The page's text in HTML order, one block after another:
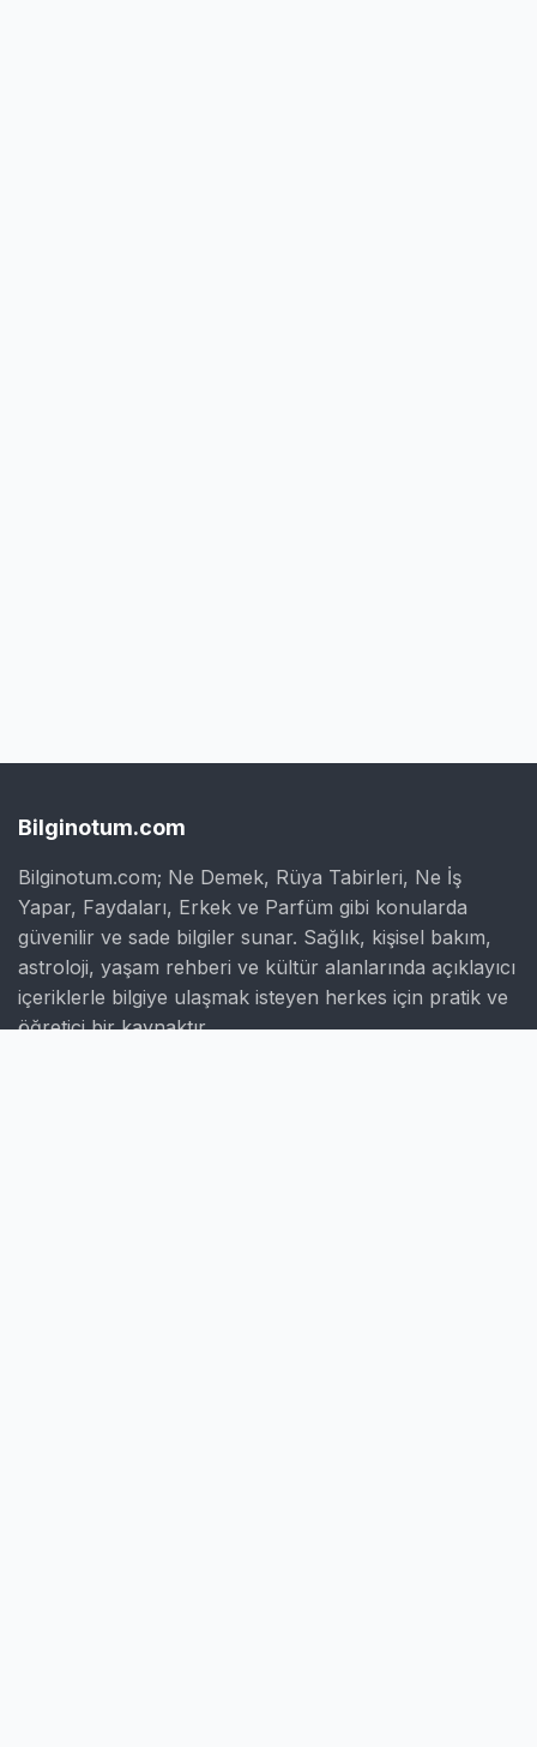
Bilginotum.com
Bilginotum.com; Ne Demek, Rüya Tabirleri, Ne İş
Yapar, Faydaları, Erkek ve Parfüm gibi konularda
güvenilir ve sade bilgiler sunar. Sağlık, kişisel bakım,
astroloji, yaşam rehberi ve kültür alanlarında açıklayıcı
içeriklerle bilgiye ulaşmak isteyen herkes için pratik ve
öğretici bir kaynaktır.